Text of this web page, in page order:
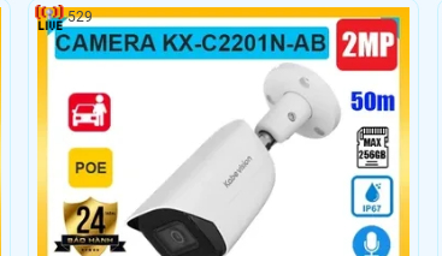
hỗ trợ khe cắm thẻ nhớ lên đến 256GB, phân biệt
được người và xe. Với thiết kế vỏ kim loại chắc
chắn, chuẩn chống nước IP67, tích hợp POE và giá
thành cực kỳ hợp lý đây là lựa chọn tối ưu cho
giám sát an ninh.
529